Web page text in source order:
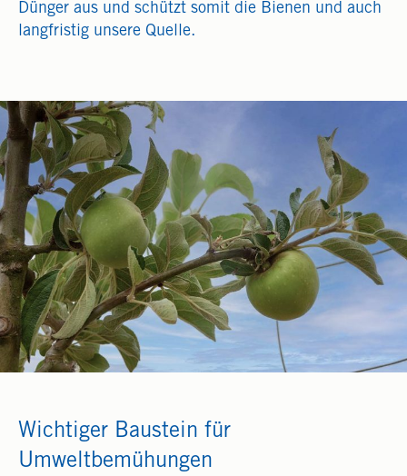
Dünger aus und schützt somit die Bienen und auch
langfristig unsere Quelle.
Wichtiger Baustein für
Umweltbemühungen